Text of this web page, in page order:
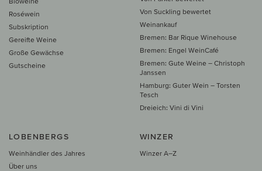
Roséwein
Subskription
Gereifte Weine
Große Gewächse
Gutscheine
Von Suckling bewertet
Weinankauf
Bremen: Bar Rique Winehouse
Bremen: Engel WeinCafé
Bremen: Gute Weine – Christoph
Janssen
Hamburg: Guter Wein – Torsten
Tesch
Dreieich: Vini di Vini
LOBENBERGS
Weinhändler des Jahres
Über uns
WINZER
Winzer A–Z